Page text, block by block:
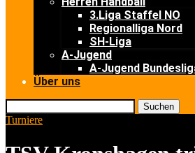
3.Liga Staffel NO
Regionalliga Nord
SH-Liga
A-Jugend
A-Jugend
Über uns
Suchen
Turniere